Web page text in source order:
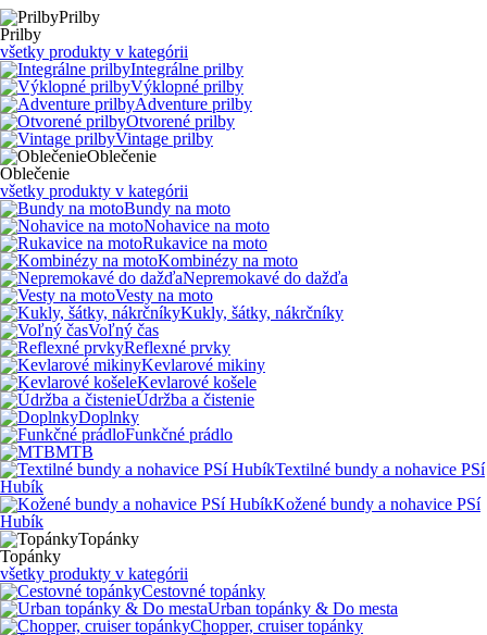
Prilby
Prilby
všetky produkty v kategórii
Integrálne prilby
Výklopné prilby
Adventure prilby
Otvorené prilby
Vintage prilby
Oblečenie
Oblečenie
všetky produkty v kategórii
Bundy na moto
Nohavice na moto
Rukavice na moto
Kombinézy na moto
Nepremokavé do dažďa
Vesty na moto
Kukly, šátky, nákrčníky
Voľný čas
Reflexné prvky
Kevlarové mikiny
Kevlarové košele
Údržba a čistenie
Doplnky
Funkčné prádlo
MTB
Textilné bundy a nohavice PSí
Hubík
Kožené bundy a nohavice PSí
Hubík
Topánky
Topánky
všetky produkty v kategórii
Cestovné topánky
Urban topánky & Do mesta
Chopper, cruiser topánky